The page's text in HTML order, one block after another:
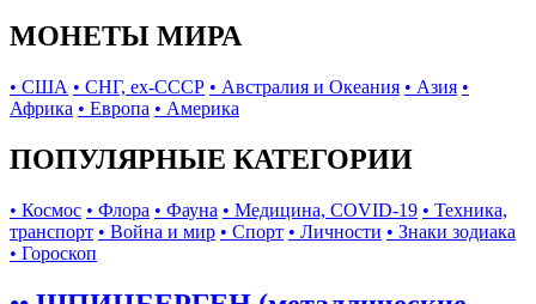
МОНЕТЫ МИРА
• США • СНГ, ex-СССР • Австралия и Океания • Азия •
Африка • Европа • Америка
ПОПУЛЯРНЫЕ КАТЕГОРИИ
• Космос • Флора • Фауна • Медицина, COVID-19 • Техника,
транспорт • Война и мир • Спорт • Личности • Знаки зодиака
• Гороскоп